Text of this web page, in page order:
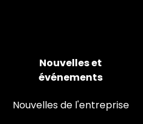
Nouvelles et
événements
Nouvelles de l'entreprise